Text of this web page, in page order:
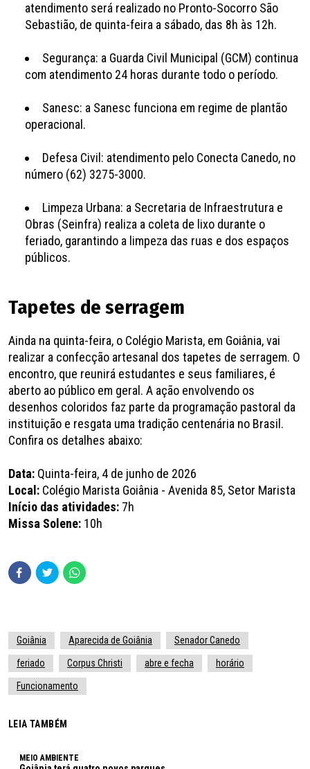
atendimento será realizado no Pronto-Socorro São
Sebastião, de quinta-feira a sábado, das 8h às 12h.
Segurança: a Guarda Civil Municipal (GCM) continua
com atendimento 24 horas durante todo o período.
Sanesc: a Sanesc funciona em regime de plantão
operacional.
Defesa Civil: atendimento pelo Conecta Canedo, no
número (62) 3275-3000.
Limpeza Urbana: a Secretaria de Infraestrutura e
Obras (Seinfra) realiza a coleta de lixo durante o
feriado, garantindo a limpeza das ruas e dos espaços
públicos.
Tapetes de serragem
Ainda na quinta-feira, o Colégio Marista, em Goiânia, vai
realizar a confecção artesanal dos tapetes de serragem. O
encontro, que reunirá estudantes e seus familiares, é
aberto ao público em geral. A ação envolvendo os
desenhos coloridos faz parte da programação pastoral da
instituição e resgata uma tradição centenária no Brasil.
Confira os detalhes abaixo:
Data: Quinta-feira, 4 de junho de 2026
Local: Colégio Marista Goiânia - Avenida 85, Setor Marista
Início das atividades: 7h
Missa Solene: 10h
Goiânia Aparecida de Goiânia Senador Canedo
feriado Corpus Christi abre e fecha horário
Funcionamento
LEIA TAMBÉM
MEIO AMBIENTE